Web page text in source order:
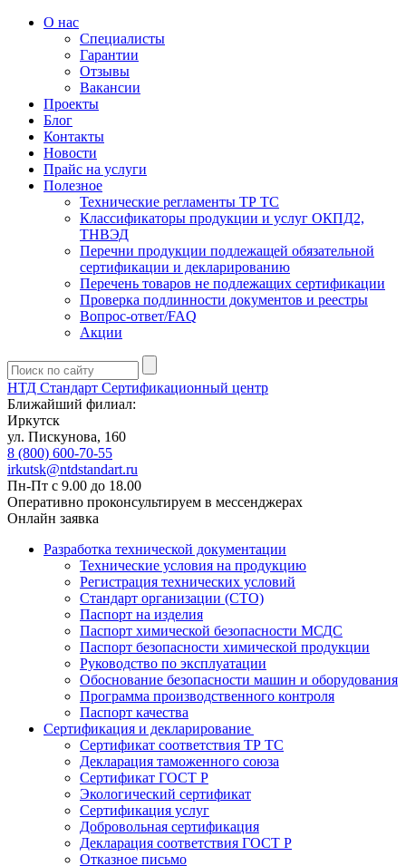
О нас
Специалисты
Гарантии
Отзывы
Вакансии
Проекты
Блог
Контакты
Новости
Прайс на услуги
Полезное
Технические регламенты ТР ТС
Классификаторы продукции и услуг ОКПД2,
ТНВЭД
Перечни продукции подлежащей обязательной
сертификации и декларированию
Перечень товаров не подлежащих сертификации
Проверка подлинности документов и реестры
Вопрос-ответ/FAQ
Акции
НТД Стандарт Сертификационный центр
Ближайший филиал:
Иркутск
ул. Пискунова, 160
8 (800) 600-70-55
irkutsk@ntdstandart.ru
Пн-Пт с 9.00 до 18.00
Оперативно проконсультируем в мессенджерах
Онлайн заявка
Разработка технической документации
Технические условия на продукцию
Регистрация технических условий
Стандарт организации (СТО)
Паспорт на изделия
Паспорт химической безопасности МСДС
Паспорт безопасности химической продукции
Руководство по эксплуатации
Обоснование безопасности машин и оборудования
Программа производственного контроля
Паспорт качества
Сертификация и декларирование
Сертификат соответствия ТР ТС
Декларация таможенного союза
Сертификат ГОСТ Р
Экологический сертификат
Сертификация услуг
Добровольная сертификация
Декларация соответствия ГОСТ Р
Отказное письмо